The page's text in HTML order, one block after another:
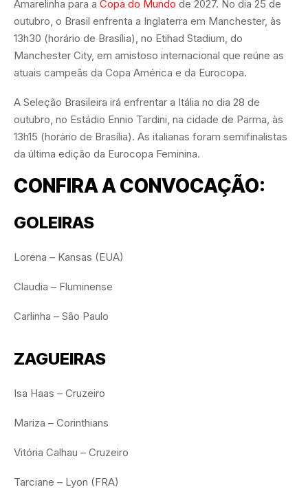
Amarelinha para a Copa do Mundo de 2027. No dia 25 de
outubro, o Brasil enfrenta a Inglaterra em Manchester, às
13h30 (horário de Brasília), no Etihad Stadium, do
Manchester City, em amistoso internacional que reúne as
atuais campeãs da Copa América e da Eurocopa.
A Seleção Brasileira irá enfrentar a Itália no dia 28 de
outubro, no Estádio Ennio Tardini, na cidade de Parma, às
13h15 (horário de Brasília). As italianas foram semifinalistas
da última edição da Eurocopa Feminina.
CONFIRA A CONVOCAÇÃO:
GOLEIRAS
Lorena – Kansas (EUA)
Claudia – Fluminense
Carlinha – São Paulo
ZAGUEIRAS
Isa Haas – Cruzeiro
Mariza – Corinthians
Vitória Calhau – Cruzeiro
Tarciane – Lyon (FRA)